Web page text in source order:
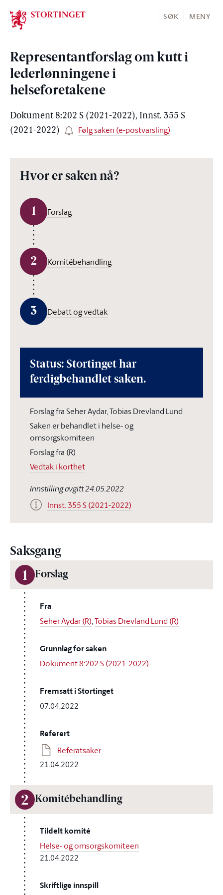
Stortinget.no
SØK MENY
Representantforslag om kutt i
lederlønningene i
helseforetakene
Dokument 8:202 S (2021-2022), Innst. 355 S
(2021-2022)
Følg saken (e-postvarsling)
Hvor er saken nå?
1 Forslag
2 Komitébehandling
3 Debatt og vedtak
Status: Stortinget har
ferdigbehandlet saken.
Forslag fra Seher Aydar, Tobias Drevland Lund
Saken er behandlet i helse- og
omsorgskomiteen
Forslag fra (R)
Vedtak i korthet
Innstilling avgitt 24.05.2022
Innst. 355 S (2021-2022)
Saksgang
1 Forslag
Fra
Seher Aydar (R),Tobias Drevland Lund (R)
Grunnlag for saken
Dokument 8:202 S (2021-2022)
Fremsatt i Stortinget
07.04.2022
Referert
Referatsaker
21.04.2022
2 Komitébehandling
Tildelt komité
Helse- og omsorgskomiteen
21.04.2022
Skriftlige innspill